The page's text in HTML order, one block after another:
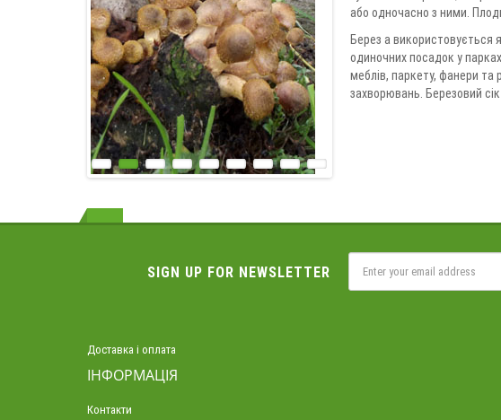
або одночасно з ними.
Берез а використовується
одиночних посадок у
меблів, паркету, фанери та
захворювань. Березовий
SIGN UP FOR NEWSLETTER
Доставка і оплата
ІНФОРМАЦІЯ
Контакти